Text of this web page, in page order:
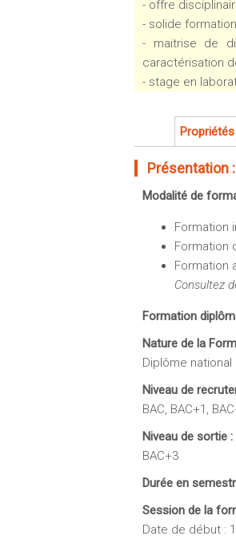
- offre
- solide
- maitrise de
caractérisation
- stage en
Propriétés
Présentation :
Modalité de
Formation
Formation
Formation
Consultez
Formation
Nature de la
Diplôme national
Niveau de
BAC, BAC+1,
Niveau de sortie :
BAC+3
Durée en
Session de la
Date de début :